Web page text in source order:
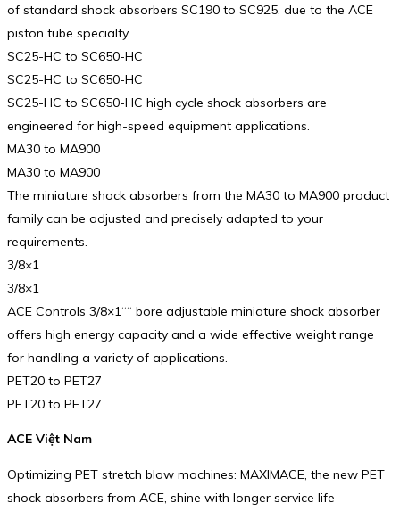
of standard shock absorbers SC190 to SC925, due to the ACE
piston tube specialty.
SC25-HC to SC650-HC
SC25-HC to SC650-HC
SC25-HC to SC650-HC high cycle shock absorbers are
engineered for high-speed equipment applications.
MA30 to MA900
MA30 to MA900
The miniature shock absorbers from the MA30 to MA900 product
family can be adjusted and precisely adapted to your
requirements.
3/8×1
3/8×1
ACE Controls 3/8×1““ bore adjustable miniature shock absorber
offers high energy capacity and a wide effective weight range
for handling a variety of applications.
PET20 to PET27
PET20 to PET27
ACE Việt Nam
Optimizing PET stretch blow machines: MAXIMACE, the new PET
shock absorbers from ACE, shine with longer service life